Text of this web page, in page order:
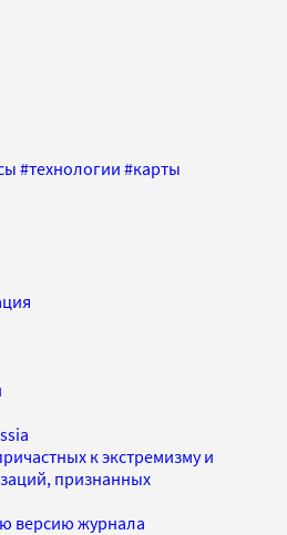
#технологии #карты
к экстремизму и
признанных
версию журнала